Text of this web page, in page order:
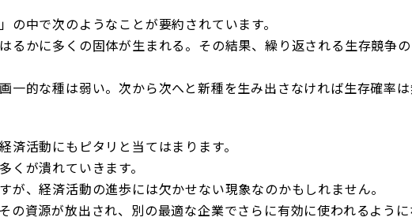
の中で次のようなことが要約されています。
るかに多くの固体が生まれる。その結果、繰り返される生存競争
一的な種は弱い。次から次へと新種を生み出さなければ生存確率
済活動にもピタリと当てはまります。
くが潰れていきます。
が、経済活動の進歩には欠かせない現象なのかもしれません。
の資源が放出され、別の最適な企業でさらに有効に使われるよう